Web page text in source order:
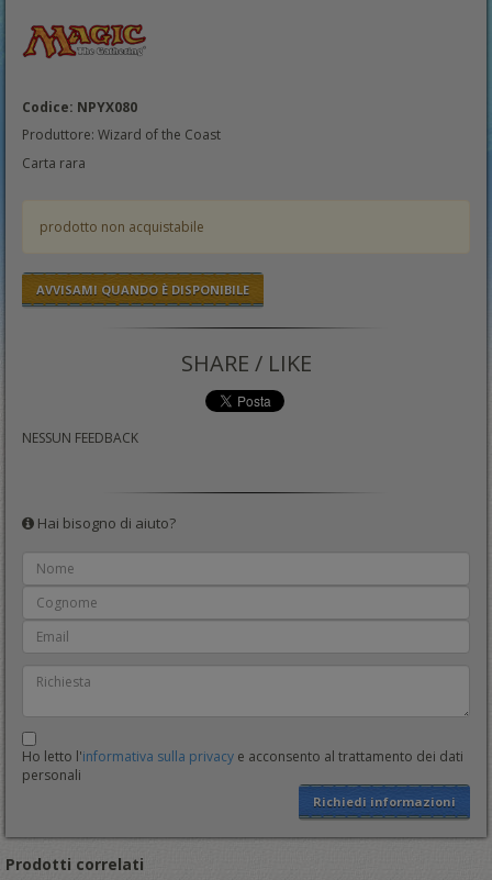
Codice: NPYX080
Produttore: Wizard of the Coast
Carta rara
prodotto non acquistabile
AVVISAMI QUANDO È DISPONIBILE
SHARE / LIKE
NESSUN FEEDBACK
Hai bisogno di aiuto?
Ho letto l'informativa sulla privacy e acconsento al trattamento dei dati
personali
Richiedi informazioni
Prodotti correlati